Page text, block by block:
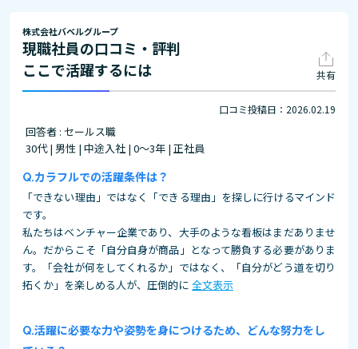
株式会社バベルグループ
現職社員の口コミ・評判
ここで活躍するには
共有
口コミ投稿日：2026.02.19
回答者 : セールス職
30代 | 男性 | 中途入社 | 0～3年 | 正社員
カラフルでの活躍条件は？
「できない理由」ではなく「できる理由」を探しに行けるマインド
です。
私たちはベンチャー企業であり、大手のような看板はまだありませ
ん。だからこそ「自分自身が商品」となって勝負する必要がありま
す。「会社が何をしてくれるか」ではなく、「自分がどう道を切り
拓くか」を楽しめる人が、圧倒的に 全文表示
活躍に必要な力や姿勢を身につけるため、どんな努力をし